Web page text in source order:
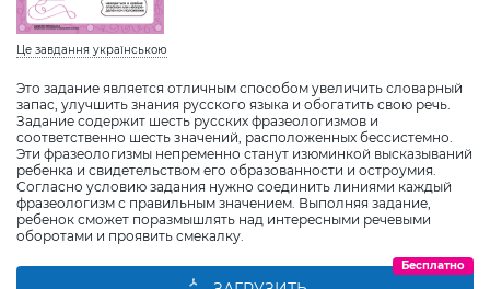
Це завдання українською
Это задание является отличным способом увеличить словарный
запас, улучшить знания русского языка и обогатить свою речь.
Задание содержит шесть русских фразеологизмов и
соответственно шесть значений, расположенных бессистемно.
Эти фразеологизмы непременно станут изюминкой высказываний
ребенка и свидетельством его образованности и остроумия.
Согласно условию задания нужно соединить линиями каждый
фразеологизм с правильным значением. Выполняя задание,
ребенок сможет поразмышлять над интересными речевыми
оборотами и проявить смекалку.
Бесплатно